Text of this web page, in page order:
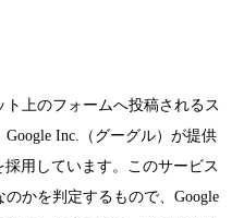
上のフォームへ投稿されるス
Inc.（グーグル）が提供
採用しています。このサービス
かを判定するもので、Google